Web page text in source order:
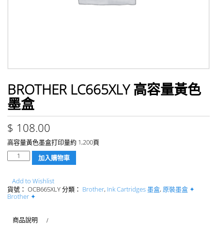
BROTHER LC665XLY 高容量黃色
墨盒
$ 108.00
高容量黃色墨盒打印量約 1,200頁
數
量
加入購物車
Add to Wishlist
貨號： OCB665XLY分類： Brother, Ink Cartridges 墨盒, 原裝墨盒 ✦
Brother ✦
商品說明